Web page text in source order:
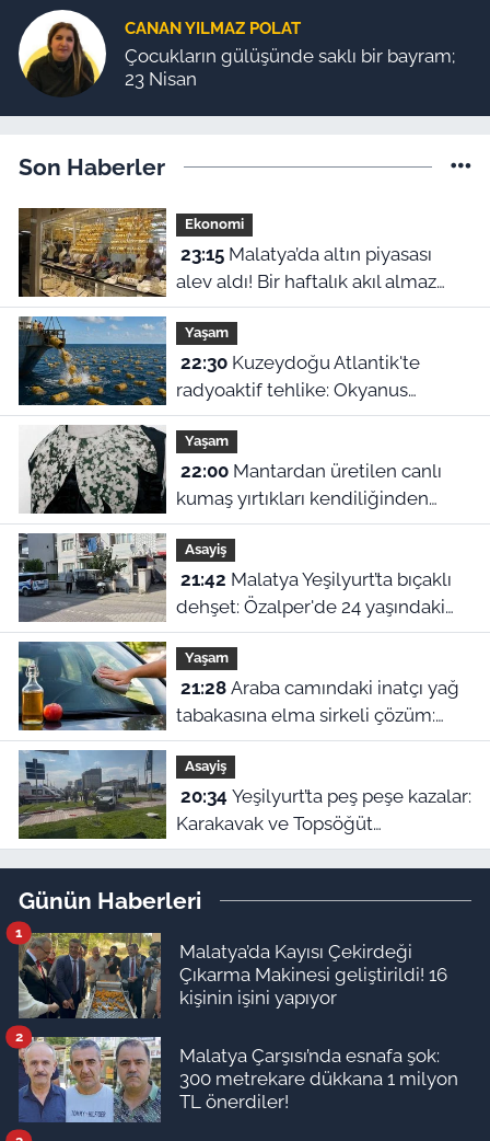
CANAN YILMAZ POLAT
Çocukların gülüşünde saklı bir bayram;
23 Nisan
Son Haberler
Ekonomi
23:15Malatya’da altın piyasası
alev aldı! Bir haftalık akıl almaz
fiyat farklılıkları belli oldu
Yaşam
22:30Kuzeydoğu Atlantik'te
radyoaktif tehlike: Okyanus
dibindeki 200 bin atık varili
parçalanıyor
Yaşam
22:00Mantardan üretilen canlı
kumaş yırtıkları kendiliğinden
onarıyor
Asayiş
21:42
dehşet: Özalper'de 24 yaşındaki
genç ağır yaralandı!
Yaşam
21:28Araba camındaki inatçı yağ
tabakasına elma sirkeli çözüm:
Doğru uygulanmazsa zarar veriyor
Asayiş
20:34
Karakavak ve Topsöğüt
Kavşağı’nda çarpışma!
Günün Haberleri
Malatya’da Kayısı Çekirdeği
Çıkarma Makinesi geliştirildi! 16
kişinin işini yapıyor
1
Malatya Çarşısı’nda esnafa şok:
300 metrekare dükkana 1 milyon
TL önerdiler!
2